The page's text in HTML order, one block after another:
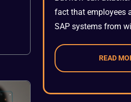
fact that employees
SAP systems from
READ